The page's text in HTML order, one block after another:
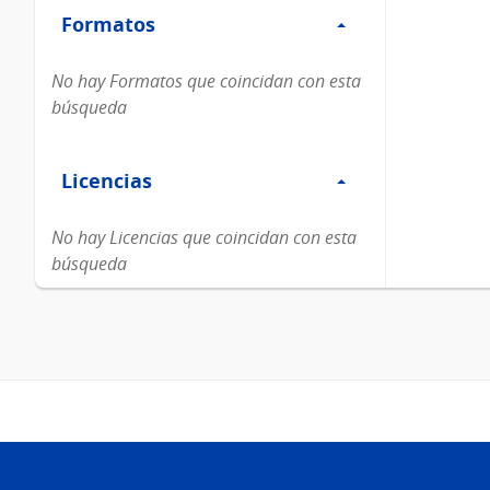
Formatos
Formatos
No hay Formatos que coincidan con esta
búsqueda
Licencias
Licencias
No hay Licencias que coincidan con esta
búsqueda